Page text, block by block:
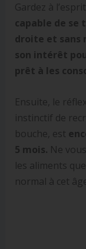
Gardez à
capable de se
droite et sans
son intérêt
prêt à les
Ensuite, le
instinctif de
bouche, est
5 mois. Ne
les aliments
normal à cet